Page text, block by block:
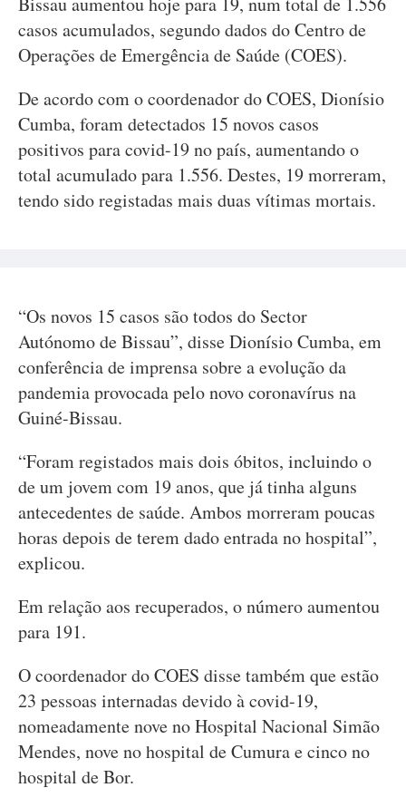
casos acumulados, segundo dados do Centro de
Operações de Emergência de Saúde (COES).
De acordo com o coordenador do COES, Dionísio
Cumba, foram detectados 15 novos casos
positivos para covid-19 no país, aumentando o
total acumulado para 1.556. Destes, 19 morreram,
tendo sido registadas mais duas vítimas mortais.
“Os novos 15 casos são todos do Sector
Autónomo de Bissau”, disse Dionísio Cumba, em
conferência de imprensa sobre a evolução da
pandemia provocada pelo novo coronavírus na
Guiné-Bissau.
“Foram registados mais dois óbitos, incluindo o
de um jovem com 19 anos, que já tinha alguns
antecedentes de saúde. Ambos morreram poucas
horas depois de terem dado entrada no hospital”,
explicou.
Em relação aos recuperados, o número aumentou
para 191.
O coordenador do COES disse também que estão
23 pessoas internadas devido à covid-19,
nomeadamente nove no Hospital Nacional Simão
Mendes, nove no hospital de Cumura e cinco no
hospital de Bor.